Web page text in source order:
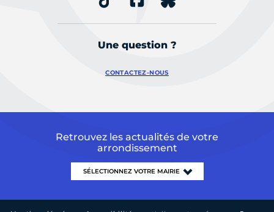
Une question ?
CONTACTEZ-NOUS
Retrouvez les actualités de votre
arrondissement